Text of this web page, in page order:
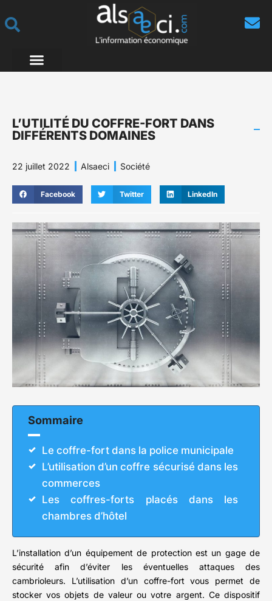
L’UTILITÉ DU COFFRE-FORT DANS
DIFFÉRENTS DOMAINES
22 juillet 2022 Alsaeci Société
Facebook Twitter LinkedIn
Sommaire
Le coffre-fort dans la police municipale
L’utilisation d’un coffre sécurisé dans les
commerces
Les coffres-forts placés dans les
chambres d’hôtel
L’installation d’un équipement de protection est un gage de
sécurité afin d’éviter les éventuelles attaques des
cambrioleurs. L’utilisation d’un coffre-fort vous permet de
stocker vos objets de valeur ou votre argent. Ce dispositif